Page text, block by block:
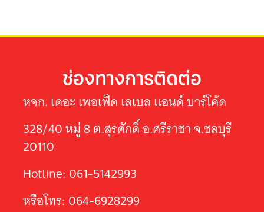
ช่องทางการติดต่อ
หจก. เดอะ เพอเฟ็ค เลเบล แอนด์ บาร์โค้ด
328/40 หมู่ 8 ต.สุรศักดิ์ อ.ศรีราชา จ.ชลบุรี
20110
Hotline: 061-5142993
หรือโทร: 064-6928299